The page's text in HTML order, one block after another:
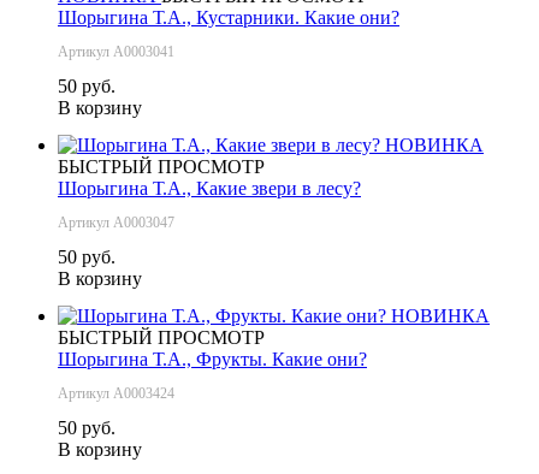
Шорыгина Т.А., Кустарники. Какие они?
Артикул А0003041
50 руб.
В корзину
НОВИНКА
БЫСТРЫЙ ПРОСМОТР
Шорыгина Т.А., Какие звери в лесу?
Артикул А0003047
50 руб.
В корзину
НОВИНКА
БЫСТРЫЙ ПРОСМОТР
Шорыгина Т.А., Фрукты. Какие они?
Артикул А0003424
50 руб.
В корзину